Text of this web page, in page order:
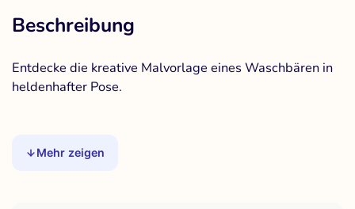
Beschreibung
Entdecke die kreative Malvorlage eines Waschbären in
heldenhafter Pose.
Mehr zeigen